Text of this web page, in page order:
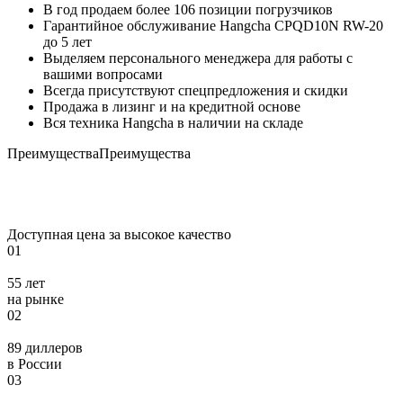
В год продаем более 106 позиции погрузчиков
Гарантийное обслуживание Hangcha CPQD10N RW-20
до 5 лет
Выделяем персонального менеджера для работы с
вашими вопросами
Всегда присутствуют спецпредложения и скидки
Продажа в лизинг и на кредитной основе
Вся техника Hangcha в наличии на складе
ПреимуществаПреимущества
Доступная цена за высокое качество
01
55 лет
на рынке
02
89 диллеров
в России
03